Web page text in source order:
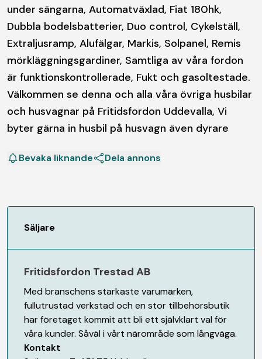
under sängarna, Automatväxlad, Fiat 180hk,
Dubbla bodelsbatterier, Duo control, Cykelställ,
Extraljusramp, Alufälgar, Markis, Solpanel, Remis
mörkläggningsgardiner, Samtliga av våra fordon
är funktionskontrollerade, Fukt och gasoltestade.
Välkommen se denna och alla våra övriga husbilar
och husvagnar på Fritidsfordon Uddevalla, Vi
byter gärna in husbil på husvagn även dyrare
Bevaka liknande Dela annons
Säljare
Fritidsfordon Trestad AB
Med branschens starkaste varumärken,
fullutrustad verkstad och en stor tillbehörsbutik
har företaget kommit att bli ett självklart val för
våra kunder. Såväl i vårt närområde som långväga.
Kontakt